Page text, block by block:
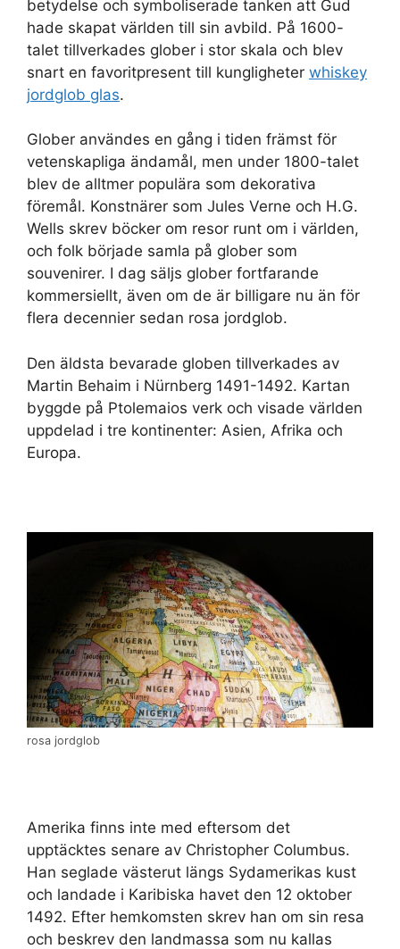
betydelse och symboliserade tanken att Gud
hade skapat världen till sin avbild. På 1600-
talet tillverkades glober i stor skala och blev
snart en favoritpresent till kungligheter whiskey
jordglob glas.
Glober användes en gång i tiden främst för
vetenskapliga ändamål, men under 1800-talet
blev de alltmer populära som dekorativa
föremål. Konstnärer som Jules Verne och H.G.
Wells skrev böcker om resor runt om i världen,
och folk började samla på glober som
souvenirer. I dag säljs glober fortfarande
kommersiellt, även om de är billigare nu än för
flera decennier sedan rosa jordglob.
Den äldsta bevarade globen tillverkades av
Martin Behaim i Nürnberg 1491-1492. Kartan
byggde på Ptolemaios verk och visade världen
uppdelad i tre kontinenter: Asien, Afrika och
Europa.
rosa jordglob
Amerika finns inte med eftersom det
upptäcktes senare av Christopher Columbus.
Han seglade västerut längs Sydamerikas kust
och landade i Karibiska havet den 12 oktober
1492. Efter hemkomsten skrev han om sin resa
och beskrev den landmassa som nu kallas